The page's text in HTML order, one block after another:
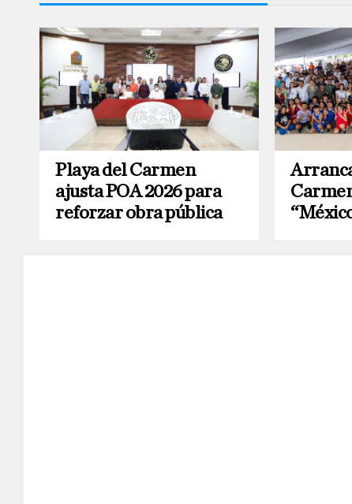
Playa del Carmen
ajusta POA 2026 para
reforzar obra pública